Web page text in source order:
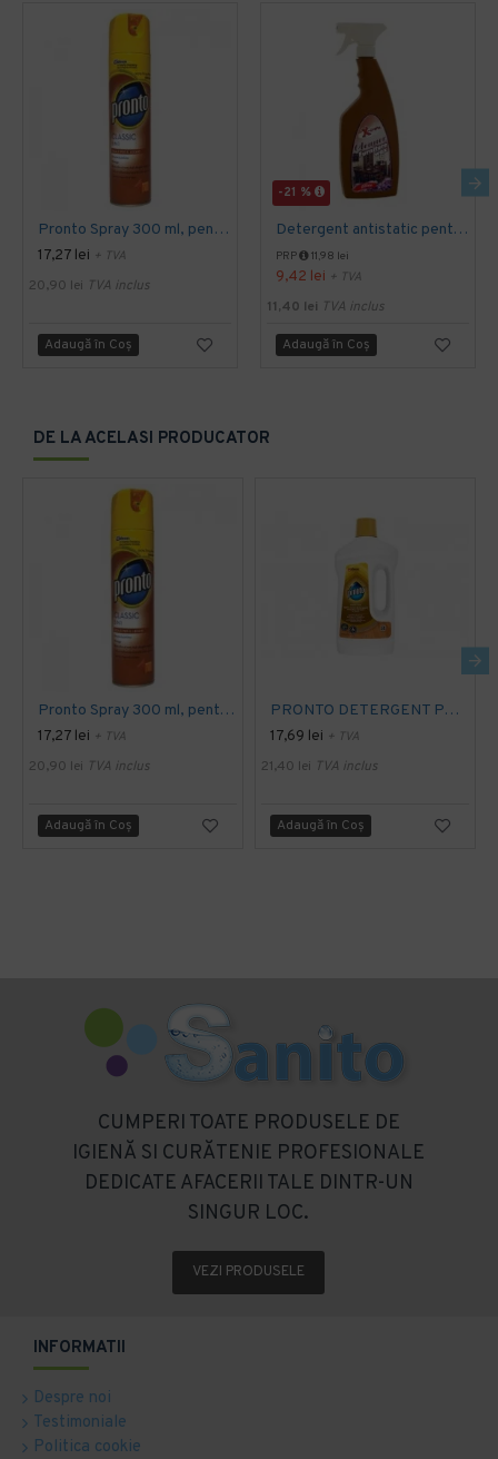
Pronto Spray 300 ml, pentru mobila
17,27 lei + TVA
20,90 lei TVA inclus
Adaugă în Coş
-21 %
Detergent antistatic pentru mobila, AQAS, 750 ml
PRP 11,98 lei
9,42 lei + TVA
11,40 lei TVA inclus
Adaugă în Coş
DE LA ACELASI PRODUCATOR
Pronto Spray 300 ml, pentru mobila
17,27 lei + TVA
20,90 lei TVA inclus
Adaugă în Coş
PRONTO DETERGENT PARCHET 750 ML
17,69 lei + TVA
21,40 lei TVA inclus
Adaugă în Coş
CUMPERI TOATE PRODUSELE DE
IGIENĂ SI CURĂTENIE PROFESIONALE
DEDICATE AFACERII TALE DINTR-UN
SINGUR LOC.
VEZI PRODUSELE
INFORMATII
Despre noi
Testimoniale
Politica cookie